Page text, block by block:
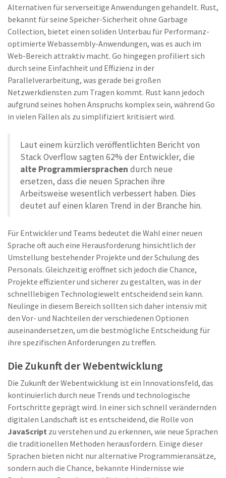
Alternativen für serverseitige Anwendungen gehandelt. Rust,
bekannt für seine Speicher-Sicherheit ohne Garbage
Collection, bietet einen soliden Unterbau für Performanz-
optimierte Webassembly-Anwendungen, was es auch im
Web-Bereich attraktiv macht. Go hingegen profiliert sich
durch seine Einfachheit und Effizienz in der
Parallelverarbeitung, was gerade bei großen
Netzwerkdiensten zum Tragen kommt. Rust kann jedoch
aufgrund seines hohen Anspruchs komplex sein, während Go
in vielen Fällen als zu simplifiziert kritisiert wird.
Laut einem kürzlich veröffentlichten Bericht von
Stack Overflow sagten 62% der Entwickler, die
alte Programmiersprachen durch neue
ersetzen, dass die neuen Sprachen ihre
Arbeitsweise wesentlich verbessert haben. Dies
deutet auf einen klaren Trend in der Branche hin.
Für Entwickler und Teams bedeutet die Wahl einer neuen
Sprache oft auch eine Herausforderung hinsichtlich der
Umstellung bestehender Projekte und der Schulung des
Personals. Gleichzeitig eröffnet sich jedoch die Chance,
Projekte effizienter und sicherer zu gestalten, was in der
schnelllebigen Technologiewelt entscheidend sein kann.
Neulinge in diesem Bereich sollten sich daher intensiv mit
den Vor- und Nachteilen der verschiedenen Optionen
auseinandersetzen, um die bestmögliche Entscheidung für
ihre spezifischen Anforderungen zu treffen.
Die Zukunft der Webentwicklung
Die Zukunft der Webentwicklung ist ein Innovationsfeld, das
kontinuierlich durch neue Trends und technologische
Fortschritte geprägt wird. In einer sich schnell verändernden
digitalen Landschaft ist es entscheidend, die Rolle von
JavaScript zu verstehen und zu erkennen, wie neue Sprachen
die traditionellen Methoden herausfordern. Einige dieser
Sprachen bieten nicht nur alternative Programmieransätze,
sondern auch die Chance, bekannte Hindernisse wie